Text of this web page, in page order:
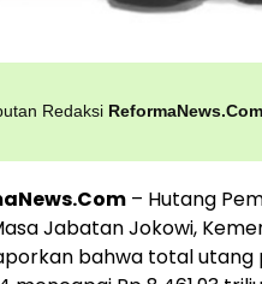
Redaksi ReformaNews.Com
– Hutang
Jabatan Jokowi,
bahwa total utang